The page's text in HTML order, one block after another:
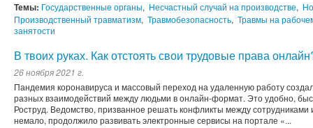
Темы: Государственные органы, Несчастный случай на производстве,
Производственный травматизм, Травмобезопасность, Травмы на
занятости
В твоих руках. Как отстоять свои трудовые права
26 ноября 2021 г.
Пандемия коронавируса и массовый переход на удаленную работу
разных взаимодействий между людьми в онлайн-формат. Это удобно,
Роструд. Ведомство, призванное решать конфликты между
немало, продолжило развивать электронные сервисы на портале «...